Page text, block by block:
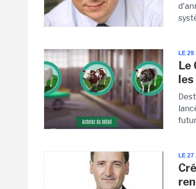
LE
LE 27